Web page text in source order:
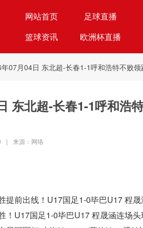
网站首页 足球直播
篮球资讯
欧洲杯直播
07月04日 东北超-长春1-1呼和浩特不败
东北超-长春1-1呼和浩
| 来源：网络
提前出线！U17国足1-0毕巴U17 程
！U17国足1-0毕巴U17 程晟涵连场